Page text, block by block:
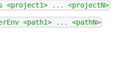
<project1> ... <projectN>
<path1> ... <pathN>